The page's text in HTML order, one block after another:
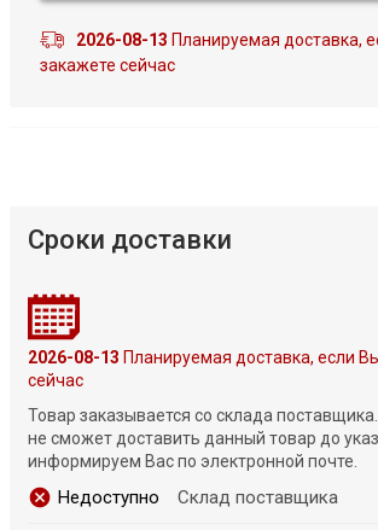
2026-08-13 Планируемая доставка,
закажете сейчас
Сроки доставки
2026-08-13 Планируемая доставка, если
сейчас
Товар заказывается со склада
не сможет доставить данный товар до
информируем Вас по электронной почте.
Недоступно Склад поставщика